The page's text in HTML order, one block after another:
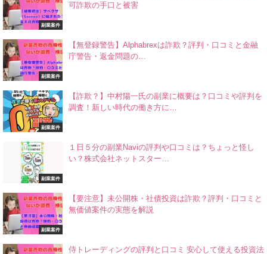
副業案件
可詐欺の手口と被害
副業案件
【無登録警告】Alphabrexは詐欺？評判・口コミと金融
庁警告・返金問題の…
副業案件
【詐欺？】中村陽一氏の副業に概要は？口コミや評判を
調査！新しい時代の働き方に…
副業案件
１日５分の副業Naviの評判や口コミは？ちょっと怪し
い？株式会社ネットスター…
副業案件
【要注意】未公開株・社債投資は詐欺？評判・口コミと
無価値案件の実態を解説
侍トレーディングの評判と口コミ 安心して使える投資法